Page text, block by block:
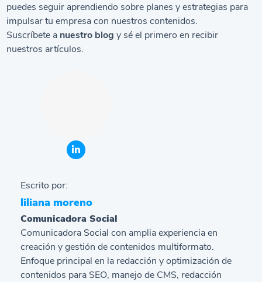
puedes seguir aprendiendo sobre planes y estrategias para
impulsar tu empresa con nuestros contenidos.
Suscríbete a nuestro blog y sé el primero en recibir
nuestros artículos.
Escrito por:
liliana moreno
Comunicadora Social
Comunicadora Social con amplia experiencia en
creación y gestión de contenidos multiformato.
Enfoque principal en la redacción y optimización de
contenidos para SEO, manejo de CMS, redacción